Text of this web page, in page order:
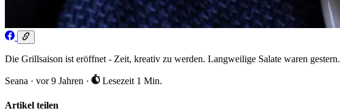
Die Grillsaison ist eröffnet - Zeit, kreativ zu werden. Langweilige Salate waren gestern.
Seana · vor 9 Jahren · Lesezeit 1 Min.
Artikel teilen